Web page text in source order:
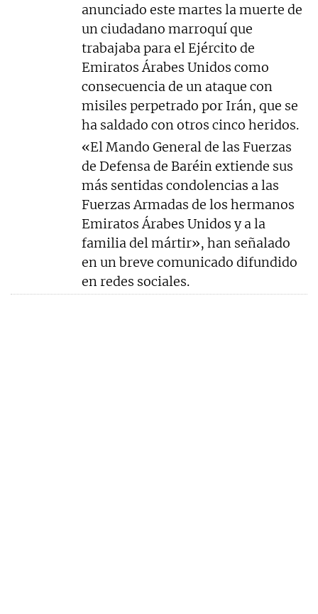
anunciado este martes la muerte de
un ciudadano marroquí que
trabajaba para el Ejército de
Emiratos Árabes Unidos como
consecuencia de un ataque con
misiles perpetrado por Irán, que se
ha saldado con otros cinco heridos.
«El Mando General de las Fuerzas
de Defensa de Baréin extiende sus
más sentidas condolencias a las
Fuerzas Armadas de los hermanos
Emiratos Árabes Unidos y a la
familia del mártir», han señalado
en un breve comunicado difundido
en redes sociales.